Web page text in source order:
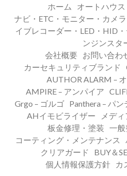
ホーム オートハウス
ナビ・ETC・モニター・カメ
イブレコーダー・LED・HID
ンジンスタ
会社概要 お問い合わ
カーセキュリティブランド
AUTHOR ALARM –
AMPIRE – アンパイア
Grgo – ゴルゴ
Panthera – パン
AHイモビライザー
メデ
板金修理・塗装 一
コーティング・メンテナンス
クリアガード
BUY＆
個人情報保護方針
カ